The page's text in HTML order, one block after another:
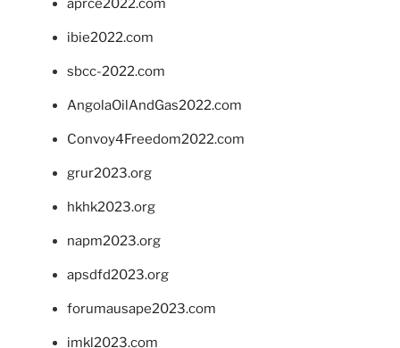
aprce2022.com
ibie2022.com
sbcc-2022.com
AngolaOilAndGas2022.com
Convoy4Freedom2022.com
grur2023.org
hkhk2023.org
napm2023.org
apsdfd2023.org
forumausape2023.com
imkl2023.com